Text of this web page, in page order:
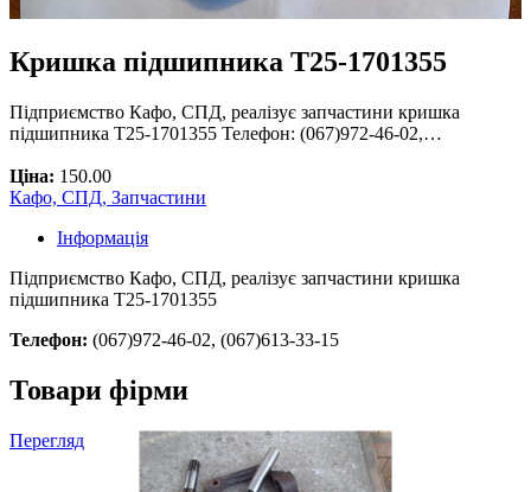
Кришка підшипника Т25-1701355
Підприємство Кафо, СПД, реалізує запчастини кришка
підшипника Т25-1701355 Телефон: (067)972-46-02,…
Ціна: 150.00
Кафо, СПД, Запчастини
Інформація
Підприємство Кафо, СПД, реалізує запчастини кришка
підшипника Т25-1701355
Телефон: (067)972-46-02, (067)613-33-15
Товари фірми
Перегляд